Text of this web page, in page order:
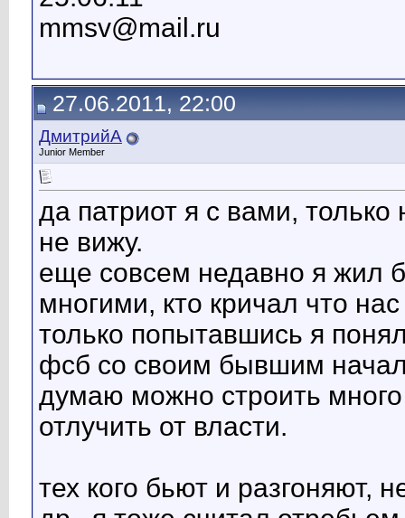
mmsv@mail.ru
27.06.2011, 22:00
ДмитрийА
Junior Member
да патриот я с вами,
не вижу.
еще совсем недавно я жил
многими, кто кричал что
только попытавшись я
фсб со своим бывшим
думаю можно строить
отлучить от власти.
тех кого бьют и разгоняют,